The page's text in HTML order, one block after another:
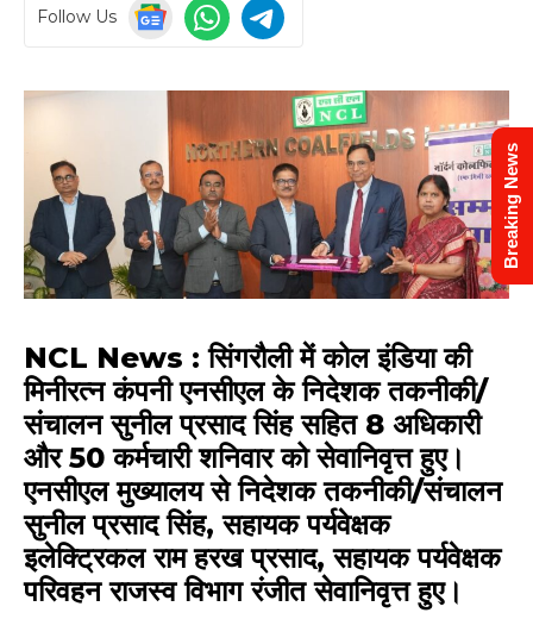
Follow Us
NCL News :सिंगरौलीमेंकोल इंडियाकी
मिनीरत्न कंपनी एनसीएलके निदेशक तकनीकी/
संचालन सुनील प्रसाद सिंह सहित 8 अधिकारी
और 50 कर्मचारी शनिवार को सेवानिवृत्त हुए।
एनसीएल मुख्यालय से निदेशक तकनीकी/संचालन
सुनील प्रसाद सिंह, सहायक पर्यवेक्षक
इलेक्ट्रिकल राम हरख प्रसाद, सहायक पर्यवेक्षक
परिवहन राजस्व विभाग रंजीत सेवानिवृत्त हुए।
Breaking News